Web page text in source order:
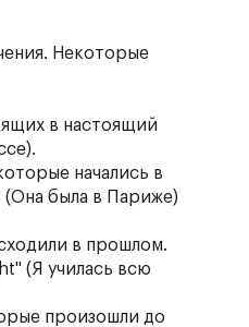
Некоторые
в настоящий
начались в
была в Париже)
в прошлом.
(Я училась всю
произошли до